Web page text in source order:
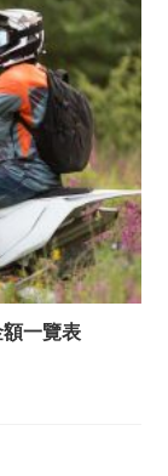
一覽表